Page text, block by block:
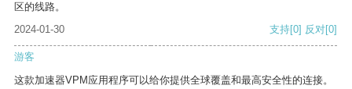
区的线路。
2024-01-30
支持[0] 反对[0]
游客
这款加速器VPM应用程序可以给你提供全球覆盖和最高安全性的连接。